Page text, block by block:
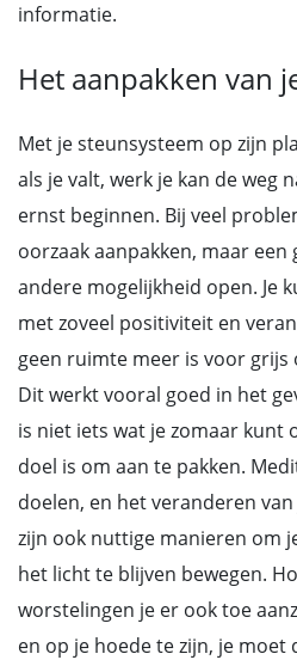
informatie.
Het aanpakken van
Met je steunsysteem op zijn
als je valt, werk je kan de weg
ernst beginnen. Bij veel
oorzaak aanpakken, maar
andere mogelijkheid open. Je
met zoveel positiviteit en
geen ruimte meer is voor grijs
Dit werkt vooral goed in het
is niet iets wat je zomaar kunt
doel is om aan te pakken.
doelen, en het veranderen
zijn ook nuttige manieren om
het licht te blijven bewegen.
worstelingen je er ook toe
en op je hoede te zijn, je moet